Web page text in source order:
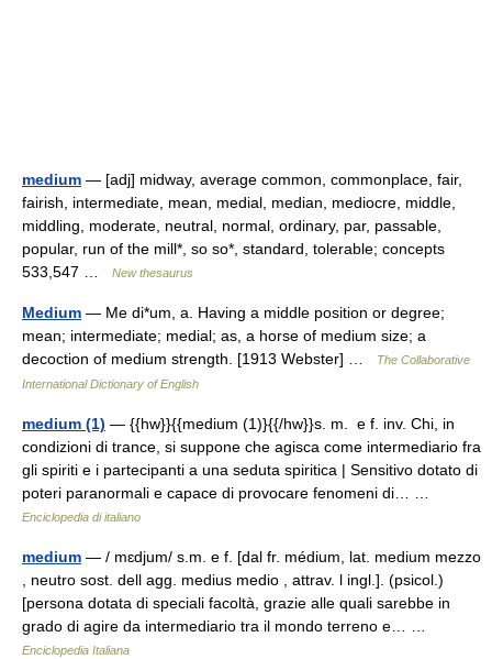
medium — [adj] midway, average common, commonplace, fair,
fairish, intermediate, mean, medial, median, mediocre, middle,
middling, moderate, neutral, normal, ordinary, par, passable,
popular, run of the mill*, so so*, standard, tolerable; concepts
533,547 …
New thesaurus
Medium — Me di*um, a. Having a middle position or degree;
mean; intermediate; medial; as, a horse of medium size; a
decoction of medium strength. [1913 Webster] …
The Collaborative
International Dictionary of English
medium (1) — {{hw}}{{medium (1)}{{/hw}}s. m. e f. inv. Chi, in
condizioni di trance, si suppone che agisca come intermediario fra
gli spiriti e i partecipanti a una seduta spiritica | Sensitivo dotato di
poteri paranormali e capace di provocare fenomeni di… …
Enciclopedia di italiano
medium — / mɛdjum/ s.m. e f. [dal fr. médium, lat. medium mezzo
, neutro sost. dell agg. medius medio , attrav. l ingl.]. (psicol.)
[persona dotata di speciali facoltà, grazie alle quali sarebbe in
grado di agire da intermediario tra il mondo terreno e… …
Enciclopedia Italiana